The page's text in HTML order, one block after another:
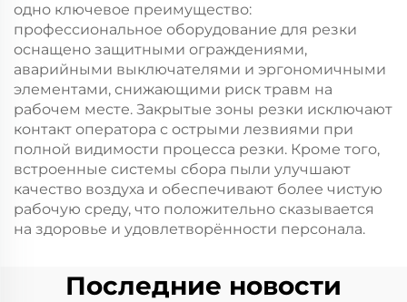
одно ключевое преимущество:
профессиональное оборудование для резки
оснащено защитными ограждениями,
аварийными выключателями и эргономичными
элементами, снижающими риск травм на
рабочем месте. Закрытые зоны резки исключают
контакт оператора с острыми лезвиями при
полной видимости процесса резки. Кроме того,
встроенные системы сбора пыли улучшают
качество воздуха и обеспечивают более чистую
рабочую среду, что положительно сказывается
на здоровье и удовлетворённости персонала.
Последние новости